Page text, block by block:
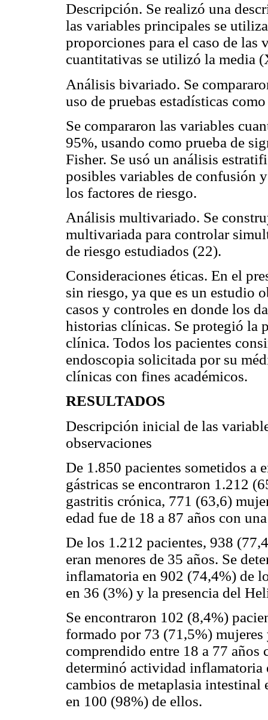
Descripción. Se realizó una
las variables principales se
proporciones para el caso de las
cuantitativas se utilizó la media
Análisis bivariado. Se
uso de pruebas estadísticas
Se compararon las variables
95%, usando como prueba de
Fisher. Se usó un análisis
posibles variables de confusión
los factores de riesgo.
Análisis multivariado. Se
multivariada para controlar
de riesgo estudiados (22).
Consideraciones éticas. En el
sin riesgo, ya que es un estudio
casos y controles en donde los
historias clínicas. Se protegió
clínica. Todos los pacientes
endoscopia solicitada por su
clínicas con fines académicos.
RESULTADOS
Descripción inicial de las
observaciones
De 1.850 pacientes sometidos a
gástricas se encontraron 1.212
gastritis crónica, 771 (63,6)
edad fue de 18 a 87 años con
De los 1.212 pacientes, 938
eran menores de 35 años. Se
inflamatoria en 902 (74,4%) de
en 36 (3%) y la presencia del
Se encontraron 102 (8,4%)
formado por 73 (71,5%)
comprendido entre 18 a 77 años
determinó actividad inflamatoria
cambios de metaplasia
en 100 (98%) de ellos.